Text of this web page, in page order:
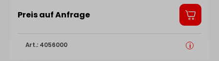
Abdeckung: Teil-Abdeckkappe • Unterkonstruktion:
Längenvarianz, stufenlose Anpassung durch
integrierte Druckfeder im Griffhals • Befestigung:
Preis auf Anfrage
Art.: 4056000 i